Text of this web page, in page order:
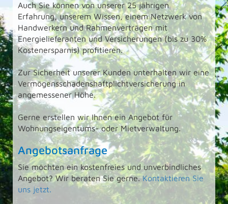
Auch Sie können von unserer 25 jährigen
Erfahrung, unserem Wissen, einem Netzwerk von
Handwerkern und Rahmenverträgen mit
Energielieferanten und Versicherungen (bis zu 30%
Kostenersparnis) profitieren.
Zur Sicherheit unserer Kunden unterhalten wir eine
Vermögensschadenshaftplichtversicherung in
angemessener Höhe.
Gerne erstellen wir Ihnen ein Angebot für
Wohnungseigentums- oder Mietverwaltung.
Angebotsanfrage
Sie möchten ein kostenfreies und unverbindliches
Angebot? Wir beraten Sie gerne.Kontaktieren Sie
uns jetzt.